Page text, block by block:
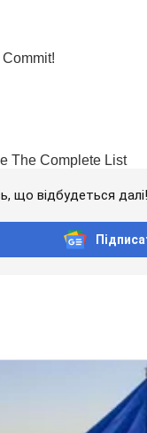
що відбудеться далі!